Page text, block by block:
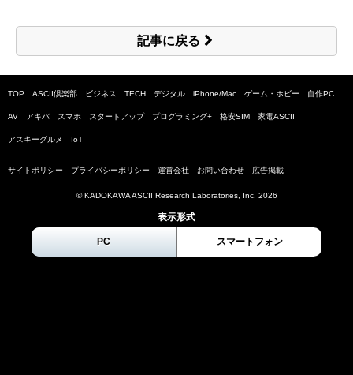
記事に戻る
TOP ASCII倶楽部 ビジネス TECH デジタル iPhone/Mac ゲーム・ホビー 自作PC
AV アキバ スマホ スタートアップ プログラミング+ 格安SIM 家電ASCII
アスキーグルメ IoT
サイトポリシー プライバシーポリシー 運営会社 お問い合わせ 広告掲載
© KADOKAWA ASCII Research Laboratories, Inc. 2026
表示形式
PC スマートフォン